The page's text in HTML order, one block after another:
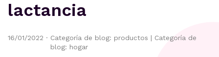
lactancia
16/01/2022 · Categoría de blog: productos | Categoría de
blog: hogar